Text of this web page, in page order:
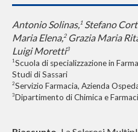
Antonio Solinas,1 Stefano
Maria Elena,2 Grazia Maria
Luigi Moretti3
1Scuola di specializzazione in
Studi di Sassari
2Servizio Farmacia, Azienda
3Dipartimento di Chimica e